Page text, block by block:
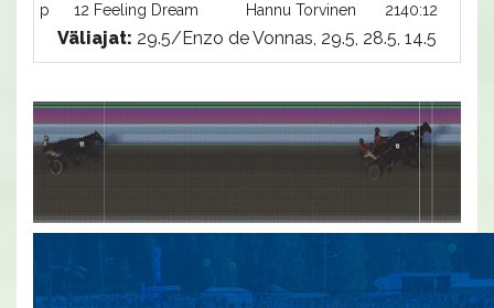
p
12 Feeling Dream Hannu Torvinen 2140:12
Väliajat: 29.5/Enzo de Vonnas, 29.5, 28.5, 14.5